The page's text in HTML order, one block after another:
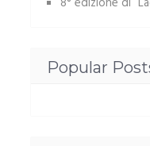
Popular